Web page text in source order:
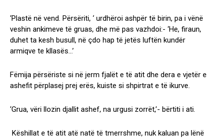
‘Plastë në vend. Përsëriti, ‘ urdhëroi ashpër të birin, pa i vënë
veshin ankimeve të gruas, dhe më pas vazhdoi:- ‘He, firaun,
duhet ta kesh busull, në çdo hap të jetës luftën kundër
armiqve te kllasës…’
Fëmija përsëriste si në jerm fjalët e të atit dhe dera e vjetër e
ashefit përplasej prej erës, kuiste si shpirtrat e të ikurve.
‘Grua, vëri llozin djallit ashef, na urgusi zorrët,’- bërtiti i ati.
Këshillat e të atit atë natë të tmerrshme, nuk kaluan pa lënë